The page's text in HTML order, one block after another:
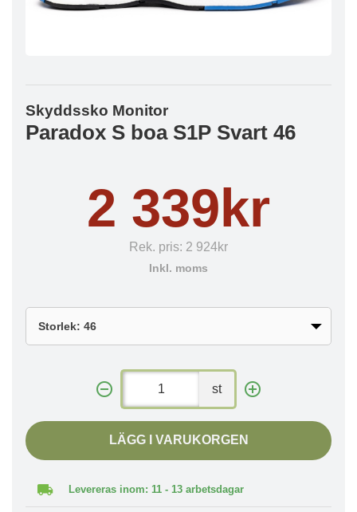
Skyddssko Monitor
Paradox S boa S1P Svart 46
2 339kr
Rek. pris: 2 924kr
Inkl. moms
st
LÄGG I VARUKORGEN
Levereras inom: 11 - 13 arbetsdagar